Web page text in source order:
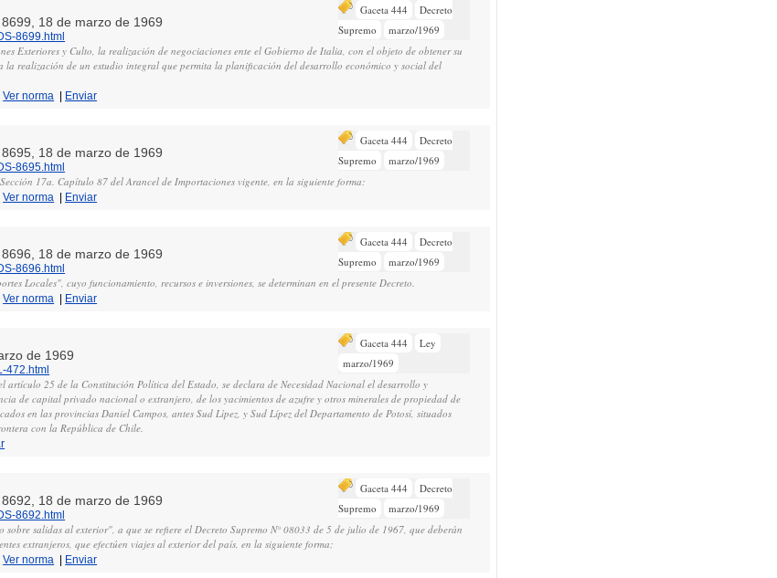
Gaceta 444
Decreto
Supremo
marzo/1969
18 de marzo de 1969
8699.html
Exteriores y Culto, la realización de negociaciones ente el Gobierno de Italia, con el objeto de obtener su
la realización de un estudio integral que permita la planificación del desarrollo económico y social del
Ver norma Enviar
Gaceta 444
Decreto
Supremo
marzo/1969
18 de marzo de 1969
8695.html
17a. Capítulo 87 del Arancel de Importaciones vigente, en la siguiente forma:
Ver norma Enviar
Gaceta 444
Decreto
Supremo
marzo/1969
18 de marzo de 1969
8696.html
Locales", cuyo funcionamiento, recursos e inversiones, se determinan en el presente Decreto.
Ver norma Enviar
Gaceta 444
Ley
marzo/1969
de 1969
472.html
artículo 25 de la Constitución Política del Estado, se declara de Necesidad Nacional el desarrollo y
de capital privado nacional o extranjero, de los yacimientos de azufre y otros minerales de propiedad de
en las provincias Daniel Campos, antes Sud Lìpez, y Sud Lípez del Departamento de Potosí, situados
con la República de Chile.
Gaceta 444
Decreto
Supremo
marzo/1969
18 de marzo de 1969
8692.html
sobre salidas al exterior", a que se refiere el Decreto Supremo N° 08033 de 5 de julio de 1967, que deberán
extranjeros, que efectúen viajes al exterior del país, en la siguiente forma;
Ver norma Enviar